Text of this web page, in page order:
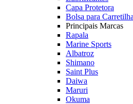
Capa Protetora
Bolsa para Carretilha
Principais Marcas
Rapala
Marine Sports
Albatroz
Shimano
Saint Plus
Daiwa
Maruri
Okuma